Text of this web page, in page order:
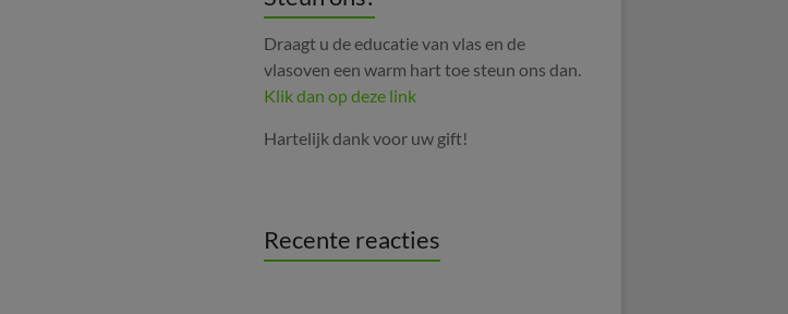
Draagt u de educatie van vlas en de
vlasoven een warm hart toe steun ons dan.
Klik dan op deze link
Hartelijk dank voor uw gift!
Recente reacties